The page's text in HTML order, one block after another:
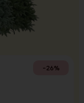
-26%